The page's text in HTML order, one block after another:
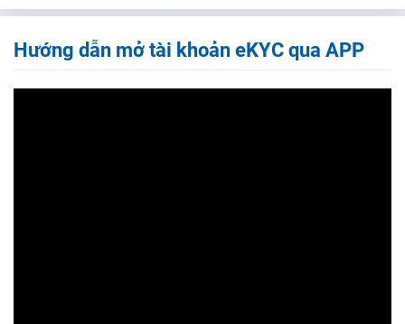
01. Các chức năng liên quan
Đổi ngôn ngữ
Hướng dẫn mở tài khoản eKYC qua APP